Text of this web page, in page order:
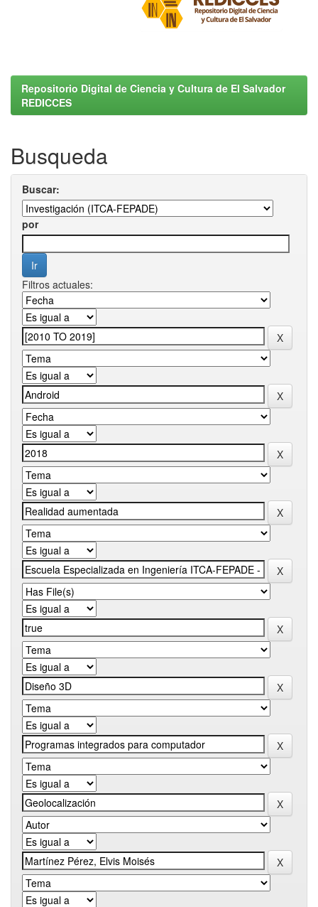
Repositorio Digital de Ciencia y Cultura de El Salvador
REDICCES
Busqueda
Buscar:
por
Filtros actuales: